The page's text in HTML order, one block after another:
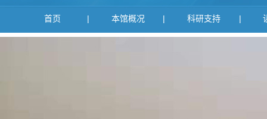
首页 | 本馆概况 | 科研支持 |